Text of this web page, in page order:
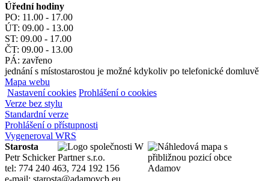
Úřední hodiny
PO: 11.00 - 17.00
ÚT: 09.00 - 13.00
ST: 09.00 - 17.00
ČT: 09.00 - 13.00
PÁ: zavřeno
jednání s místostarostou je možné kdykoliv po telefonické domluvě
Mapa webu
Nastavení cookies Prohlášení o cookies
Verze bez stylu
Standardní verze
Prohlášení o přístupnosti
Vygeneroval WRS
Starosta
Petr Schicker
tel: 774 240 463, 724 192 156